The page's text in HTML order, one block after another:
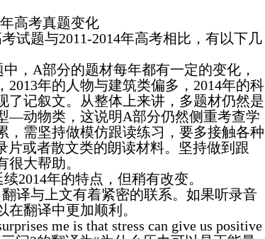
年高考真题变化
试题与2011-2014年高考相比，有以下几
， A部分的题材每年都有一定的变化，
2013年的人物与建筑类偏多， 2014年的科
了记叙文。从整体上来讲，多题材仍然是
—动物类，这说明 A部分仍然侧重考查学
，需坚持做模仿跟读练习，要多接触各种
片或者散文类的朗读材料。坚持做到跟
大帮助。
续2014年的特点，但稍有改变。
译与上文有着紧密的联系。如果听录音
翻译中更加顺利。
me is that stress can give us positive